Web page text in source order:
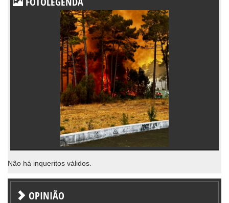
Não há inqueritos válidos.
OPINIÃO